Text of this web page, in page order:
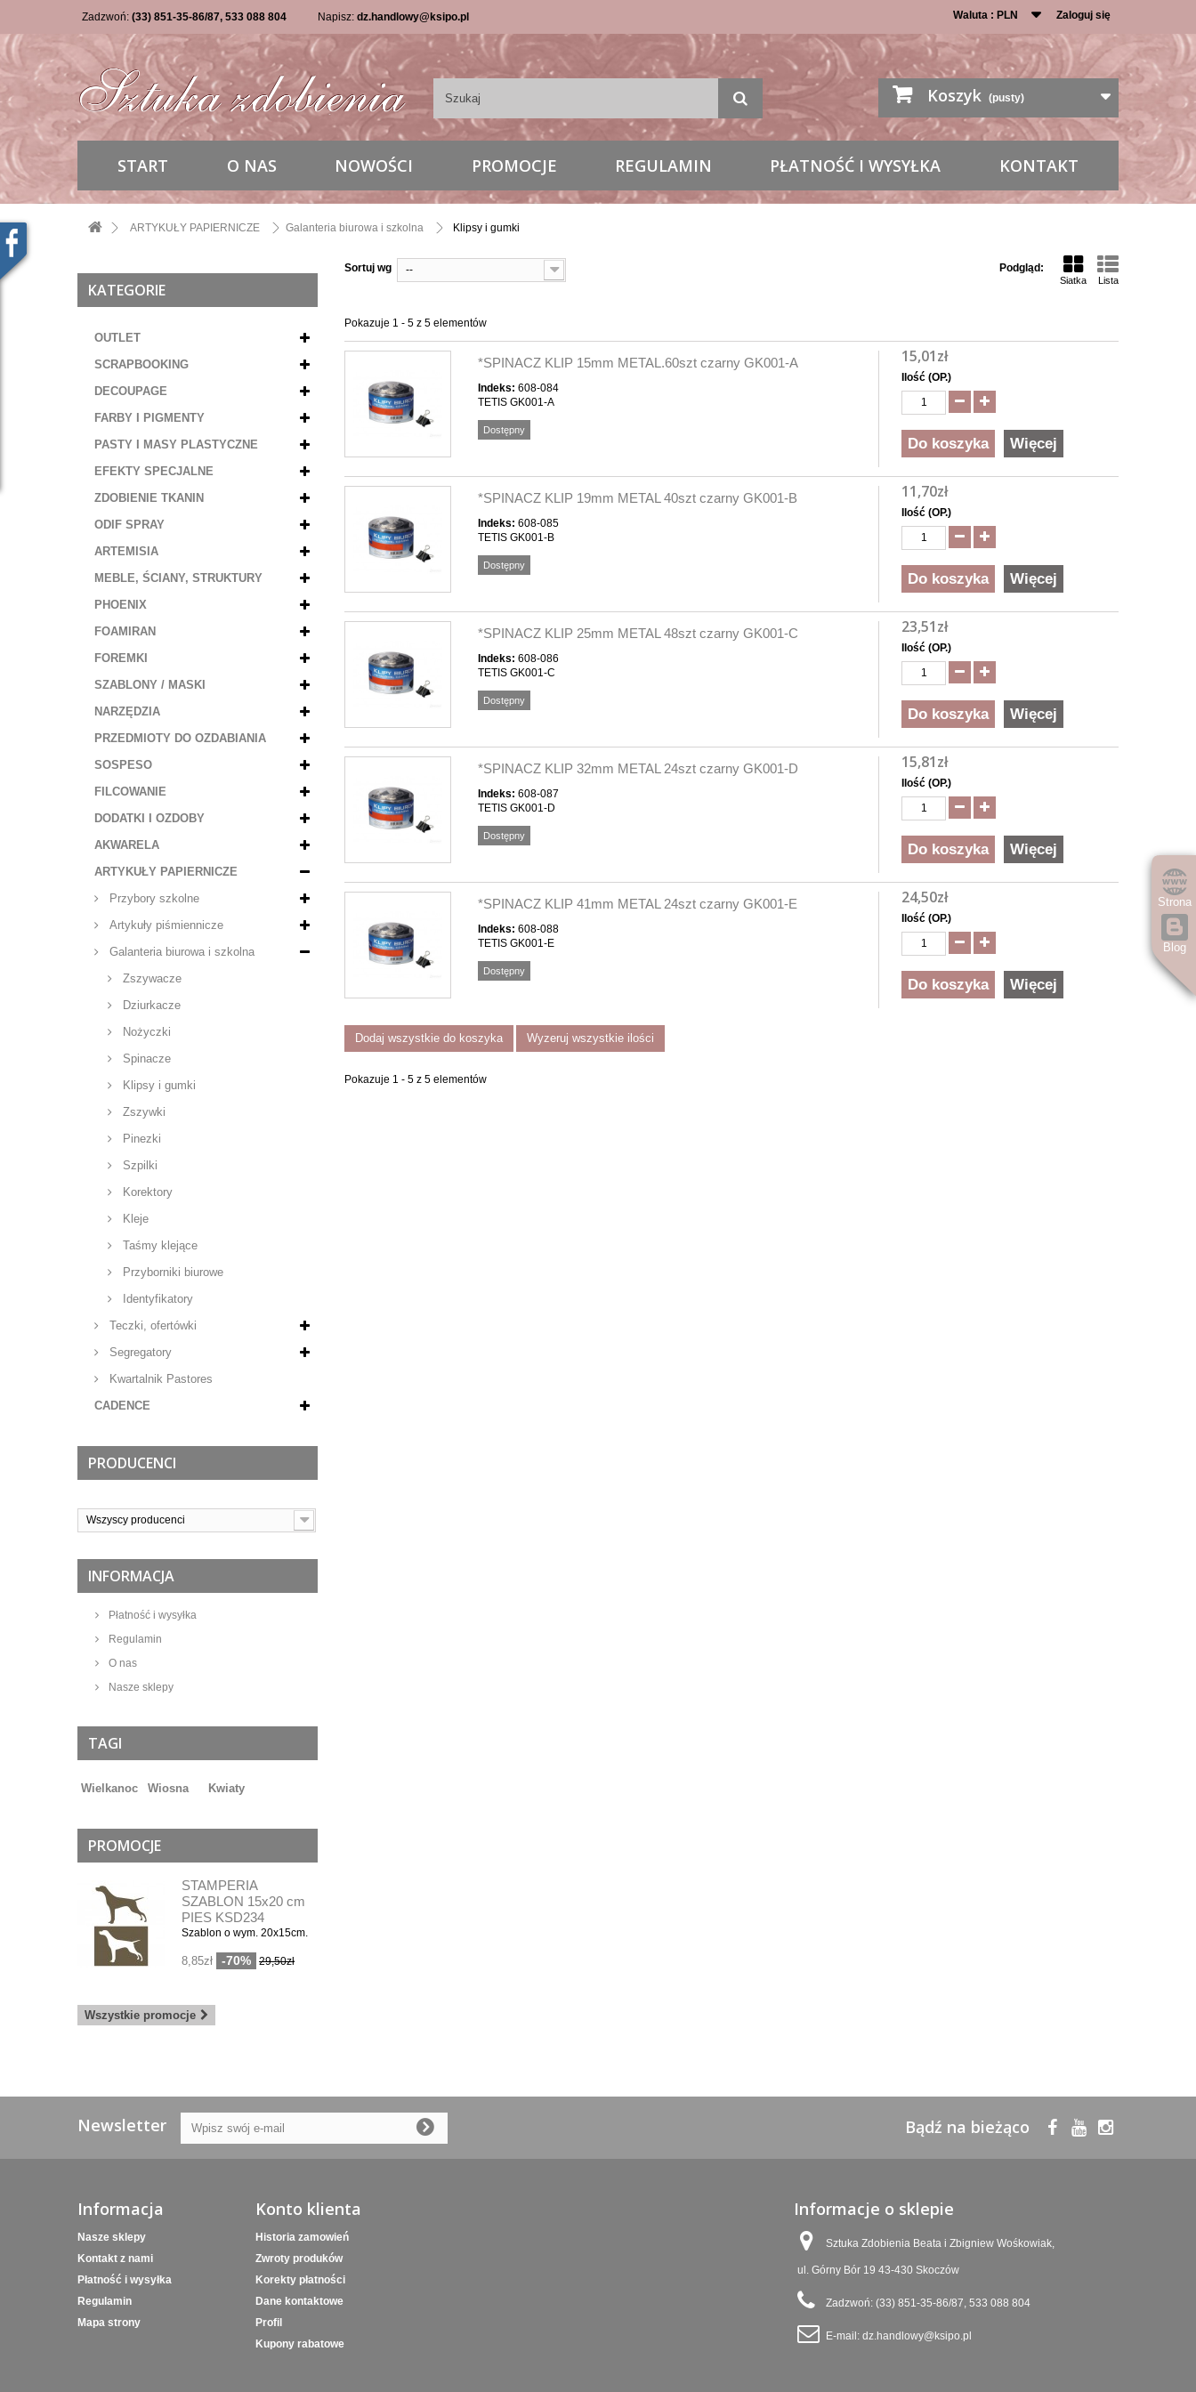
Zaloguj się
Waluta : PLN
Zadzwoń: (33) 851-35-86/87, 533 088 804 Napisz: dz.handlowy@ksipo.pl
Koszyk (pusty)
START O NAS NOWOŚCI PROMOCJE REGULAMIN PŁATNOŚĆ I WYSYŁKA KONTAKT
ARTYKUŁY PAPIERNICZE Galanteria biurowa i szkolna Klipsy i gumki
KATEGORIE
OUTLET
SCRAPBOOKING
DECOUPAGE
FARBY I PIGMENTY
PASTY I MASY PLASTYCZNE
EFEKTY SPECJALNE
ZDOBIENIE TKANIN
ODIF SPRAY
ARTEMISIA
MEBLE, ŚCIANY, STRUKTURY
PHOENIX
FOAMIRAN
FOREMKI
SZABLONY / MASKI
NARZĘDZIA
PRZEDMIOTY DO OZDABIANIA
SOSPESO
FILCOWANIE
DODATKI I OZDOBY
AKWARELA
ARTYKUŁY PAPIERNICZE
Przybory szkolne
Artykuły piśmiennicze
Galanteria biurowa i szkolna
Zszywacze
Dziurkacze
Nożyczki
Spinacze
Klipsy i gumki
Zszywki
Pinezki
Szpilki
Korektory
Kleje
Taśmy klejące
Przyborniki biurowe
Identyfikatory
Teczki, ofertówki
Segregatory
Kwartalnik Pastores
CADENCE
PRODUCENCI
Wszyscy producenci
INFORMACJA
Płatność i wysyłka
Regulamin
O nas
Nasze sklepy
TAGI
Wielkanoc Wiosna Kwiaty
PROMOCJE
STAMPERIA
SZABLON 15x20 cm
PIES KSD234
Szablon o wym. 20x15cm.
8,85zł -70% 29,50zł
Wszystkie promocje
Podgląd:
Siatka Lista
Sortuj wg --
Pokazuje 1 - 5 z 5 elementów
*SPINACZ KLIP 15mm METAL.60szt czarny GK001-A
Indeks: 608-084
TETIS GK001-A
Dostępny
15,01zł
Ilość (OP.)
Do koszyka Więcej
*SPINACZ KLIP 19mm METAL 40szt czarny GK001-B
Indeks: 608-085
TETIS GK001-B
Dostępny
11,70zł
Ilość (OP.)
Do koszyka Więcej
*SPINACZ KLIP 25mm METAL 48szt czarny GK001-C
Indeks: 608-086
TETIS GK001-C
Dostępny
23,51zł
Ilość (OP.)
Do koszyka Więcej
*SPINACZ KLIP 32mm METAL 24szt czarny GK001-D
Indeks: 608-087
TETIS GK001-D
Dostępny
15,81zł
Ilość (OP.)
Do koszyka Więcej
*SPINACZ KLIP 41mm METAL 24szt czarny GK001-E
Indeks: 608-088
TETIS GK001-E
Dostępny
24,50zł
Ilość (OP.)
Do koszyka Więcej
Dodaj wszystkie do koszyka Wyzeruj wszystkie ilości
Pokazuje 1 - 5 z 5 elementów
Newsletter Bądź na bieżąco
Informacja
Nasze sklepy
Kontakt z nami
Płatność i wysyłka
Regulamin
Mapa strony
Konto klienta
Historia zamowień
Zwroty produków
Korekty płatności
Dane kontaktowe
Profil
Kupony rabatowe
Informacje o sklepie
Sztuka Zdobienia Beata i Zbigniew Wośkowiak,
ul. Górny Bór 19 43-430 Skoczów
Zadzwoń: (33) 851-35-86/87, 533 088 804
E-mail: dz.handlowy@ksipo.pl
Strona
Blog